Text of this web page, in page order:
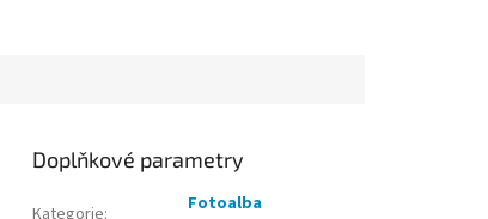
Doplňkové parametry
Kategorie:
Fotoalba